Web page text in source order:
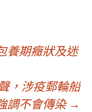
養期癥狀及迷
，涉疫郵輪船
調不會傳染 →